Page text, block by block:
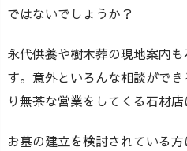
ではないでしょうか？
永代供養や樹木葬の現地案内
す。意外といろんな相談がで
り無茶な営業をしてくる石材店
お墓の建立を検討されている